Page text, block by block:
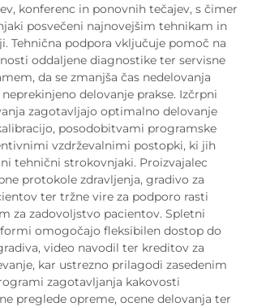
konferenc in ponovnih tečajev, s čimer
posvečeni najnovejšim tehnikam in
Tehnična podpora vključuje pomoč na
oddaljene diagnostike ter servisne
da se zmanjša čas nedelovanja
delovanje prakse. Izčrpni
zagotavljajo optimalno delovanje
posodobitvami programske
vzdrževalnimi postopki, ki jih
tehnični strokovnjaki. Proizvajalec
protokole zdravljenja, gradivo za
ter tržne vire za podporo rasti
za zadovoljstvo pacientov. Spletni
omogočajo fleksibilen dostop do
video navodil ter kreditov za
kar ustrezno prilagodi zasedenim
zagotavljanja kakovosti
preglede opreme, ocene delovanja ter